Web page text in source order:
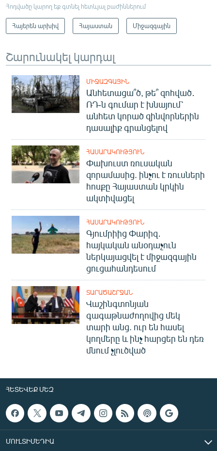
Հոդվածը կարող եք գտնել հետևյալ բաժիններում
Հայերեն արխիվ Հայաստան Միջազգային
Շարունակել կարդալ
ՄԻՋԱԶԳԱՅԻՆ
Անհետացա՞ծ, թե՞ զոհված․
ՌԴ-ն գումար է խնայում՝
անհետ կորած զինվորներին
դասալիք գրանցելով
ՀԱՍԱՐԱԿՈՒԹՅՈՒՆ
Փախուստ ռուսական
զորամասից. ինչու է ռուսների
հոսքը Հայաստան կրկին
ակտիվացել
ՀԱՍԱՐԱԿՈՒԹՅՈՒՆ
Գյումրիից Փարիզ․
հայկական անօդաչուն
ներկայացվել է միջազգային
ցուցահանդեսում
ՏԱՐԱԾԱՇՐՋԱՆ
Վաշինգտոնյան
գագաթնաժողովից մեկ
տարի անց. ուր են հասել
կողմերը և ինչ հարցեր են դեռ
մնում չլուծված
ՀԵՏԵՎԵՔ ՄԵԶ
ՄՈՒԼՏԻՄԵԴԻԱ